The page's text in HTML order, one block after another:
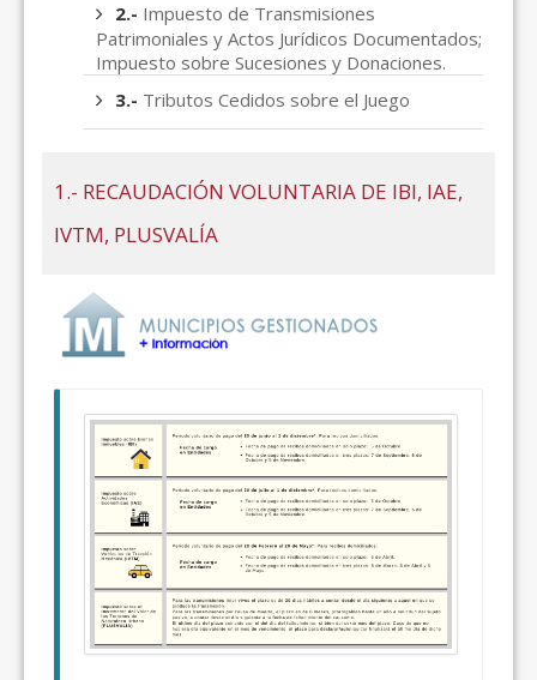
2.- Impuesto de Transmisiones
Patrimoniales y Actos Jurídicos Documentados;
Impuesto sobre Sucesiones y Donaciones.
3.- Tributos Cedidos sobre el Juego
1.- RECAUDACIÓN VOLUNTARIA DE IBI, IAE,
IVTM, PLUSVALÍA